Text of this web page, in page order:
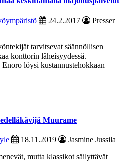
24.2.2017
Presser
tarvitsevat säännöllisen
konttorin läheisyydessä.
löysi kustannustehokkaan
Muurame
18.11.2019
Jasmine Jussila
mutta klassikot säilyttävät